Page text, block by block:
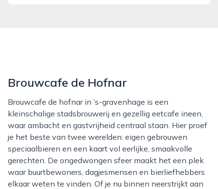
Brouwcafe de Hofnar
Brouwcafe de hofnar in ’s-gravenhage is een
kleinschalige stadsbrouwerij en gezellig eetcafe ineen,
waar ambacht en gastvrijheid centraal staan. Hier proef
je het beste van twee werelden: eigen gebrouwen
speciaalbieren en een kaart vol eerlijke, smaakvolle
gerechten. De ongedwongen sfeer maakt het een plek
waar buurtbewoners, dagjesmensen en bierliefhebbers
elkaar weten te vinden. Of je nu binnen neerstrijkt aan